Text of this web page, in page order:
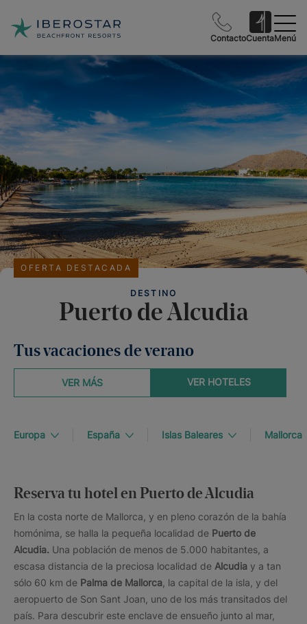
ContactoCuentaMenú
DESTINO
Puerto de Alcudia
OFERTA DESTACADA
Tus vacaciones de verano
VER HOTELES
VER MÁS
Europa España Islas Baleares Mallorca
Reserva tu hotel en Puerto de Alcudia
En la costa norte de Mallorca, y en pleno corazón de la bahía
homónima, se halla la pequeña localidad de Puerto de
Alcudia. Una población de menos de 5.000 habitantes, a
escasa distancia de la preciosa localidad de Alcudia y a tan
sólo 60 km de Palma de Mallorca , la capital de la isla, y del
aeropuerto de Son Sant Joan, uno de los más transitados del
país. Para descubrir este enclave de ensueño junto al mar,